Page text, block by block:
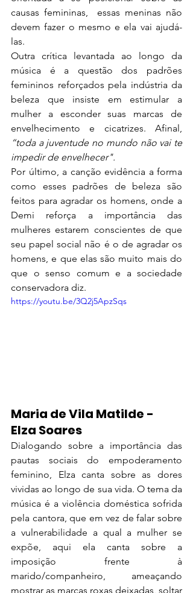
causas femininas,
essas meninas não
devem fazer o mesmo e ela vai ajudá-
las.
Outra crítica levantada ao longo da
música é a questão dos padrões
femininos reforçados pela indústria da
beleza que insiste em estimular a
mulher a esconder suas marcas de
“toda a juventude no mundo não vai te
impedir de envelhecer".
Por último, a canção evidência a forma
como esses padrões de beleza são
feitos para agradar os homens, onde a
Demi reforça a importância das
mulheres estarem conscientes de que
seu papel social não é o de agradar os
homens, e que elas são muito mais do
que o senso comum e a sociedade
conservadora diz.
https://youtu.be/3Q2j5ApzSqs
Maria de Vila Matilde -
Elza Soares
Dialogando sobre a importância das
pautas sociais do empoderamento
feminino, Elza canta sobre as dores
vividas ao longo de sua vida. O tema da
música é a violência doméstica sofrida
pela cantora, que em vez de falar sobre
a vulnerabilidade a qual a mulher se
expõe, aqui ela canta sobre a
imposição frente à
marido/companheiro, ameaçando
mostrar as marcas roxas deixadas, soltar